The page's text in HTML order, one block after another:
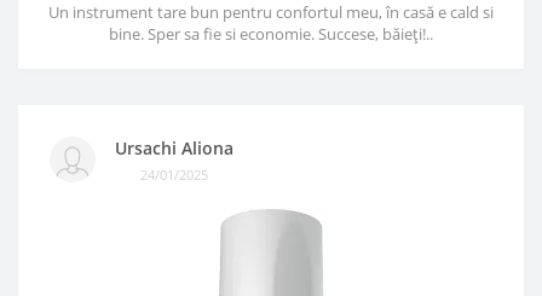
Un instrument tare bun pentru confortul meu, în casă e cald si
bine. Sper sa fie si economie. Succese, băieți!..
Ursachi Aliona
24/01/2025